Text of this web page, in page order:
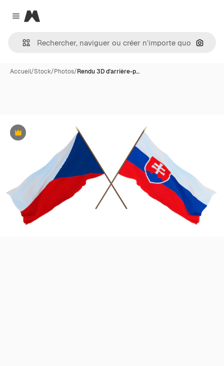
Close menu
Magnific
Accueil/Stock/Photos/Rendu 3D d'arrière-p…
Premium